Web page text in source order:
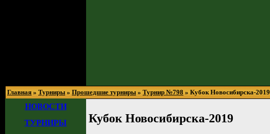
Главная » Турниры » Прошедшие турниры » Турнир №798 » Кубок Новосибирска-2019
НОВОСТИ
ТУРНИРЫ
Кубок Новосибирска-2019